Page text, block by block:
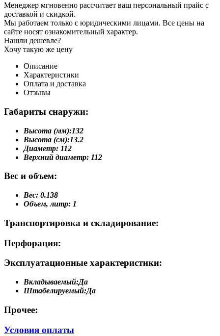
Менеджер мгновенно рассчитает ваш персональный прайс с
доставкой и скидкой.
Мы работаем только с юридическими лицами. Все цены на
сайте носят ознакомительный характер.
Нашли дешевле?
Хочу такую же цену
Описание
Характеристики
Оплата и доставка
Отзывы
Габариты снаружи:
Высота (мм):132
Высота (см):13.2
Диаметр: 112
Верхний диаметр: 112
Вес и объем:
Вес: 0.138
Объем, литр: 1
Транспортировка и складирование:
Перфорация:
Эксплуатационные характеристики:
Вкладываемый:Да
Штабелируемый:Да
Прочее:
Условия оплаты